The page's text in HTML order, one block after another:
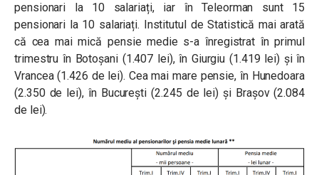
pensionari la 10 salariați, iar în Teleorman sunt 15
pensionari la 10 salariați. Institutul de Statistică mai arată
că cea mai mică pensie medie s-a înregistrat în primul
trimestru în Botoșani (1.407 lei), în Giurgiu (1.419 lei) și în
Vrancea (1.426 de lei). Cea mai mare pensie, în Hunedoara
(2.350 de lei), în București (2.245 de lei) și Brașov (2.084
de lei).